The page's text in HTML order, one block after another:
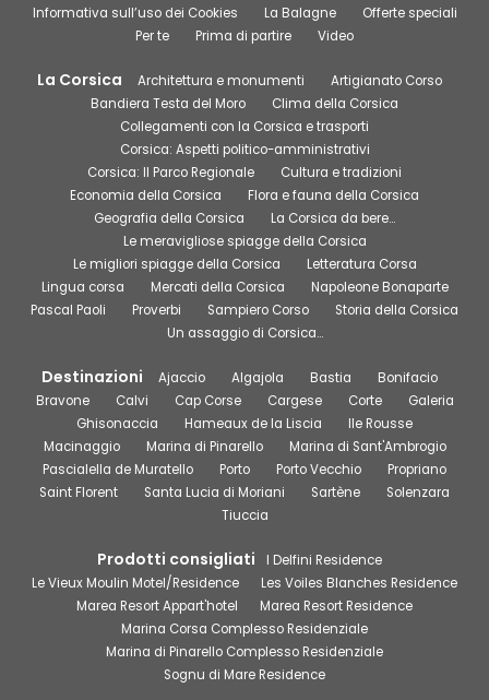
Informativa sull’uso dei Cookies
La Balagne
Offerte speciali
Per te
Prima di partire Video
La Corsica Architettura e monumenti
Artigianato Corso
Bandiera Testa del Moro
Clima della Corsica
Collegamenti con la Corsica e trasporti
Corsica: Aspetti politico-amministrativi
Corsica: Il Parco Regionale
Cultura e tradizioni
Economia della Corsica
Flora e fauna della Corsica
Geografia della Corsica
La Corsica da bere…
Le meravigliose spiagge della Corsica
Le migliori spiagge della Corsica
Letteratura Corsa
Lingua corsa
Mercati della Corsica
Napoleone Bonaparte
Pascal Paoli
Proverbi Sampiero Corso
Storia della Corsica
Un assaggio di Corsica…
Destinazioni Ajaccio Algajola Bastia
Bonifacio
Bravone
Calvi Cap Corse Cargese Corte
Galeria
Ghisonaccia
Hameaux de la Liscia
Ile Rousse
Macinaggio
Marina di Pinarello
Marina di Sant'Ambrogio
Pascialella de Muratello
Porto Porto Vecchio
Propriano
Saint Florent
Santa Lucia di Moriani Sartène
Solenzara
Tiuccia
Prodotti consigliati
I Delfini Residence
Le Vieux Moulin Motel/Residence
Les Voiles Blanches Residence
Marea Resort Appart'hotel
Marea Resort Residence
Marina Corsa Complesso Residenziale
Marina di Pinarello Complesso Residenziale
Sognu di Mare Residence